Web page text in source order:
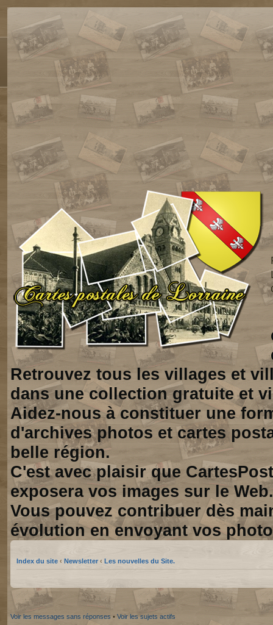
Retrouvez tous les villages et
dans une collection gratuite et
Aidez-nous à constituer une
d'archives photos et cartes
belle région.
C'est avec plaisir que
exposera vos images sur le Web.
Vous pouvez contribuer dès
évolution en envoyant vos
Index du site ‹ Newsletter ‹ Les nouvelles du Site.
Voir les messages sans réponses • Voir les sujets actifs